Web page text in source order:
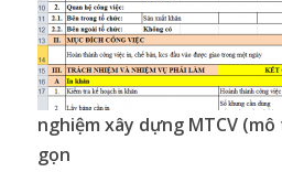
nghiệm xây dựng MTCV
gọn